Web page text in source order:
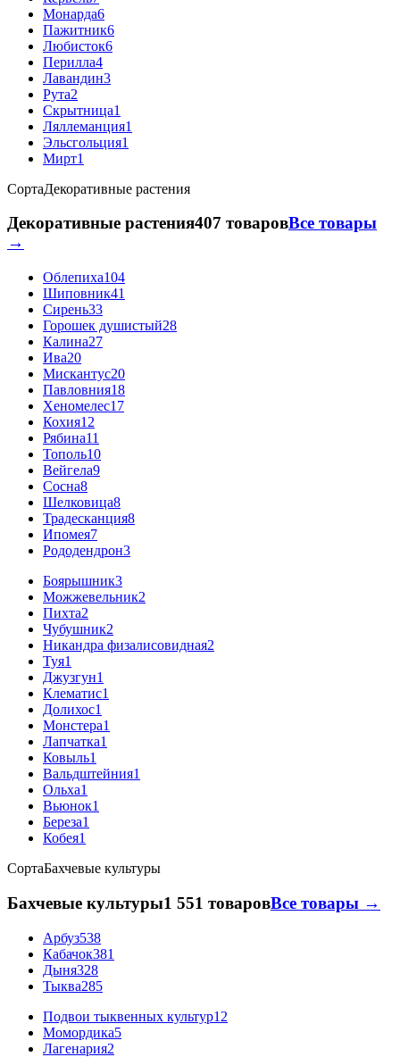
Монарда6
Пажитник6
Любисток6
Перилла4
Лавандин3
Рута2
Скрытница1
Ляллеманция1
Эльсгольция1
Мирт1
СортаДекоративные растения
Декоративные растения407 товаровВсе товары
→
Облепиха104
Шиповник41
Сирень33
Горошек душистый28
Калина27
Ива20
Мискантус20
Павловния18
Хеномелес17
Кохия12
Рябина11
Тополь10
Вейгела9
Сосна8
Шелковица8
Традесканция8
Ипомея7
Рододендрон3
Боярышник3
Можжевельник2
Пихта2
Чубушник2
Никандра физалисовидная2
Туя1
Джузгун1
Клематис1
Долихос1
Монстера1
Лапчатка1
Ковыль1
Вальдштейния1
Ольха1
Вьюнок1
Береза1
Кобея1
СортаБахчевые культуры
Бахчевые культуры1 551 товаровВсе товары →
Арбуз538
Кабачок381
Дыня328
Тыква285
Подвои тыквенных культур12
Момордика5
Лагенария2